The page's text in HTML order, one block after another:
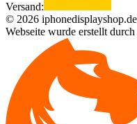
Versand:
© 2026
Webseite wurde erstellt durch